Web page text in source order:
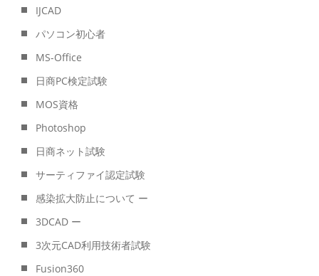
IJCAD
パソコン初心者
MS-Office
日商PC検定試験
MOS資格
Photoshop
日商ネット試験
サーティファイ認定試験
感染拡大防止について ー
3DCAD ー
3次元CAD利用技術者試験
Fusion360